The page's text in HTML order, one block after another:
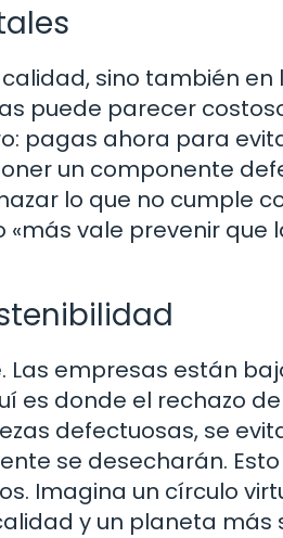
sino también en
puede parecer
pagas ahora para
un componente
lo que no cumple
«más vale prevenir que
empresas están
es donde el rechazo
defectuosas, se
se desecharán.
Imagina un círculo
y un planeta más